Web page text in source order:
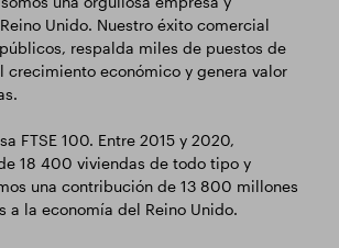
Unido. Nuestro éxito comercial
respalda miles de puestos de
crecimiento económico y genera valor
FTSE 100. Entre 2015 y 2020,
18 400 viviendas de todo tipo y
una contribución de 13 800 millones
a la economía del Reino Unido.